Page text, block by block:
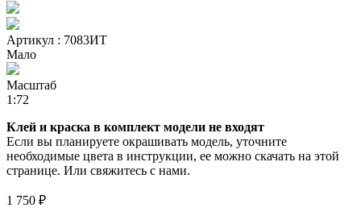
Артикул : 7083ИТ
Мало
Масштаб
1:72
Клей и краска в комплект модели не входят
Если вы планируете окрашивать модель, уточните
необходимые цвета в инструкции, ее можно скачать на этой
странице. Или свяжитесь с нами.
1 750 ₽